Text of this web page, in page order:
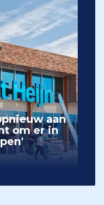
aan
om er in